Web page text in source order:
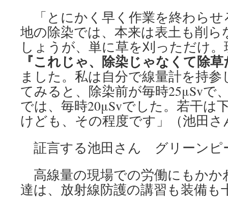
「とにかく早く作業を終わらせ
地の除染では、本来は表土も削
しょうが、単に草を刈っただけ
『これじゃ、除染じゃなくて除
ました。私は自分で線量計を持
てみると、除染前が毎時25μSvで
では、毎時20μSvでした。若干は
けども、その程度です」（池田さ
証言する池田さん グリーンピ
高線量の現場での労働にもかか
達は、放射線防護の講習も装備